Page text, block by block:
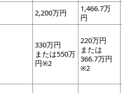
2,200万円
1,466.7万
円
330万円
または550万
円※2
220万円
または
366.7万円
※2